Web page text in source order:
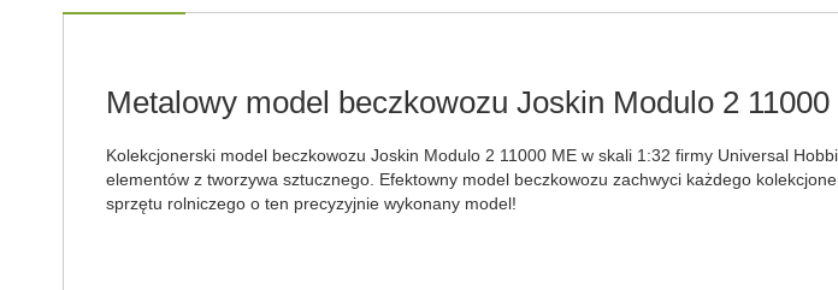
beginning
galleryMetalowy model beczkowozu Joskin Modulo 2 11000
Kolekcjonerski model beczkowozu Joskin Modulo 2 11000 ME w skali 1:32 firmy Universal
elementów z tworzywa sztucznego. Efektowny model beczkowozu zachwyci każdego
sprzętu rolniczego o ten precyzyjnie wykonany model!